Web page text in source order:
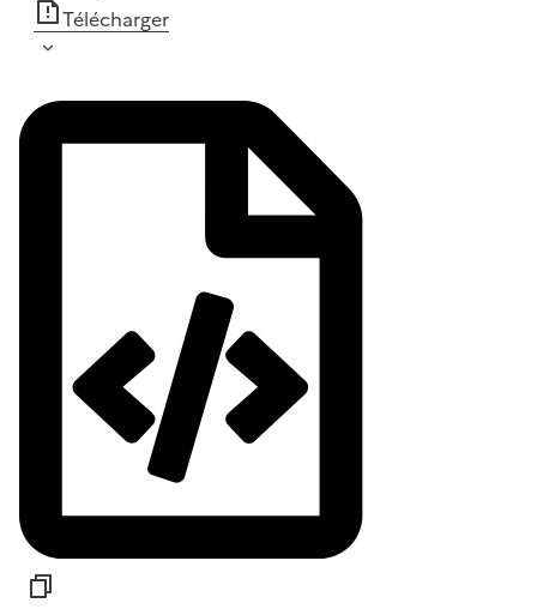
Télécharger